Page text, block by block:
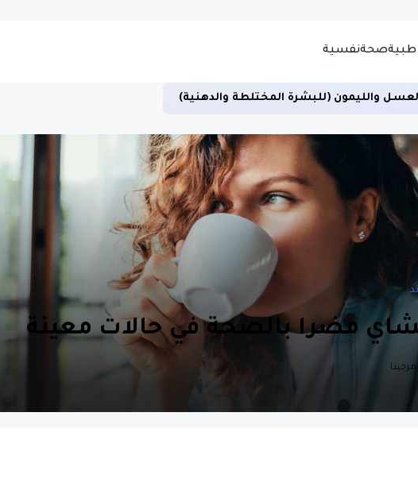
طبيةصحةنفسية
والليمون (للبشرة المختلطة والدهنية)
مضرا بالصحة في حالات معينة